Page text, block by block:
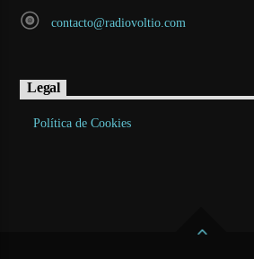
contacto@radiovoltio.com
Legal
Política de Cookies